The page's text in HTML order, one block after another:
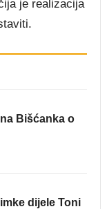
je realizacija
Bišćanka o
dijele Toni